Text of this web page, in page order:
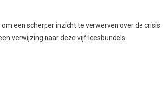
een scherper inzicht te verwerven over de crisis
verwijzing naar deze vijf leesbundels.